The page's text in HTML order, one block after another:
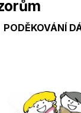
PODĚKOVÁNÍ